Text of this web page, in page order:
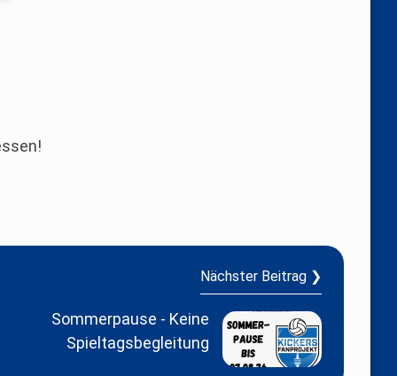
Nächster Beitrag ❯
Sommerpause - Keine
Spieltagsbegleitung